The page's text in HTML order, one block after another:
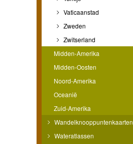
Vaticaanstad
Zweden
Zwitserland
Midden-Amerika
Midden-Oosten
Noord-Amerika
Oceanië
Zuid-Amerika
Wandelknooppuntenkaarten
Wateratlassen